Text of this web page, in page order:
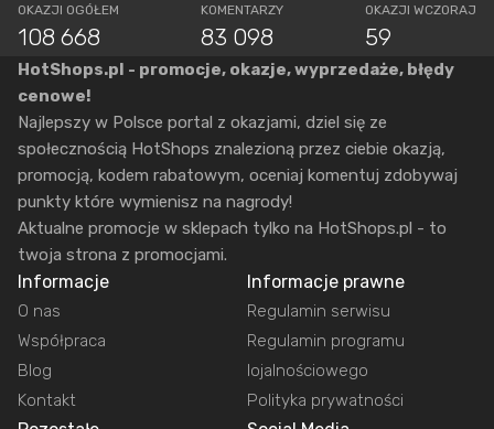
OKAZJI OGÓŁEM
108 668
KOMENTARZY
83 098
OKAZJI WCZORAJ
59
HotShops.pl - promocje, okazje, wyprzedaże, błędy
cenowe!
Najlepszy w Polsce portal z okazjami, dziel się ze
społecznością HotShops znalezioną przez ciebie okazją,
promocją, kodem rabatowym, oceniaj komentuj zdobywaj
punkty które wymienisz na nagrody!
Aktualne promocje w sklepach tylko na HotShops.pl - to
twoja strona z promocjami.
Informacje
O nas
Współpraca
Blog
Kontakt
Informacje prawne
Regulamin serwisu
Regulamin programu
lojalnościowego
Polityka prywatności